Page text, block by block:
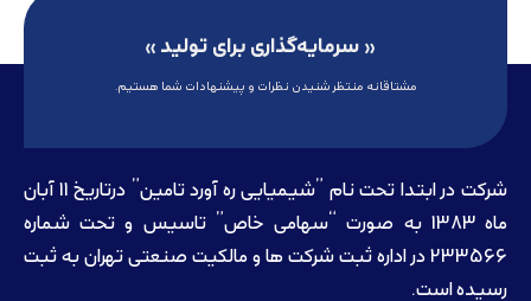
« سرمایه‌گذاری برای تولید »
مشتاقانه منتظر شنیدن نظرات و پیشنهادات شما هستیم.
شرکت در ابتدا تحت نام ”شیمیایی ره آورد تامين” درتاريخ 11 آبان
ماه 1383 به صورت “سهامی خاص” تاسيس و تحت شماره
233566 در اداره ثبت شرکت ها و مالکيت صنعتی تهران به ثبت
رسيده است.